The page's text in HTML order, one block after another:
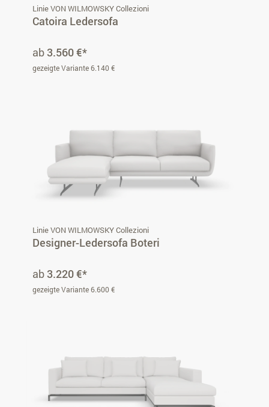
Linie VON WILMOWSKY Collezioni
Catoira Ledersofa
ab 3.560 €*
gezeigte Variante 6.140 €
Linie VON WILMOWSKY Collezioni
Designer-Ledersofa Boteri
ab 3.220 €*
gezeigte Variante 6.600 €